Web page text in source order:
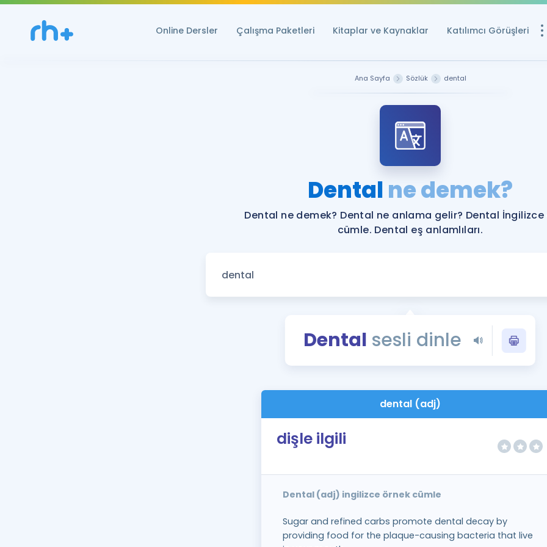
Online Dersler Çalışma Paketleri Kitaplar ve Kaynaklar Katılımcı Görüşleri
YDS ve YÖKDİL
Rehberlik Aracı
YDS ve YÖKDİL'e
Tüm ÖSYM
YDS - YÖKDİL
İngilizce Gramer
Ana Sayfa Sözlük dental
Dentalne demek?
Dental ne demek? Dental ne anlama gelir? Dental İngilizce
cümle. Dental eş anlamlıları.
Dental sesli dinle
dental (adj)
dişle ilgili
Dental (adj) ingilizce örnek cümle
Sugar and refined carbs promote dental decay by
providing food for the plaque-causing bacteria that live